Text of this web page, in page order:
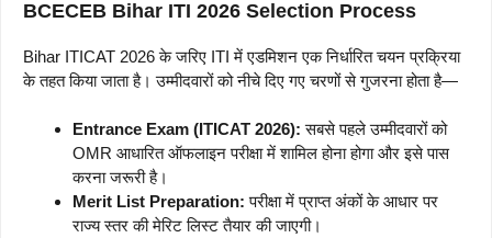
BCECEB Bihar ITI 2026 Selection Process
Bihar ITICAT 2026 के जरिए ITI में एडमिशन एक निर्धारित चयन प्रक्रिया
के तहत किया जाता है। उम्मीदवारों को नीचे दिए गए चरणों से गुजरना होता है—
Entrance Exam (ITICAT 2026): सबसे पहले उम्मीदवारों को
OMR आधारित ऑफलाइन परीक्षा में शामिल होना होगा और इसे पास
करना जरूरी है।
Merit List Preparation: परीक्षा में प्राप्त अंकों के आधार पर
राज्य स्तर की मेरिट लिस्ट तैयार की जाएगी।